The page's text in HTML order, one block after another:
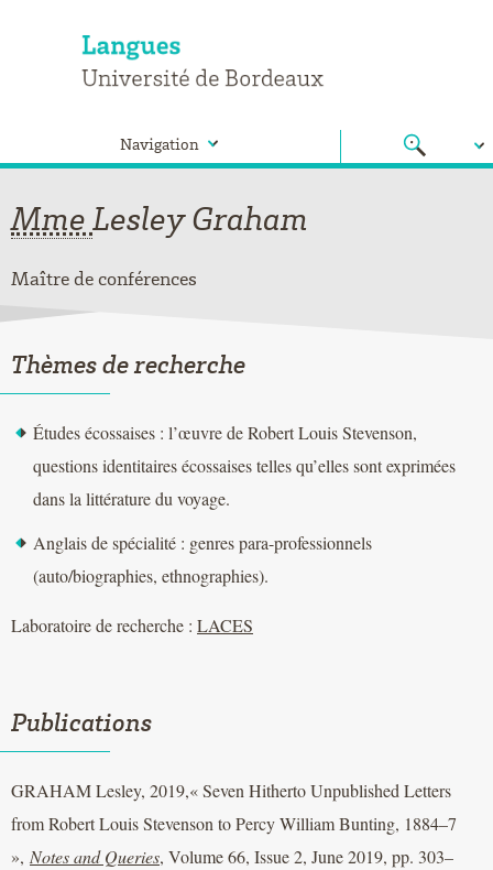
Navigation
MmeLesleyGraham
Maître de conférences
Thèmes de recherche
Études écossaises : l’œuvre de Robert Louis Stevenson,
questions identitaires écossaises telles qu’elles sont exprimées
dans la littérature du voyage.
Anglais de spécialité : genres para-professionnels
(auto/biographies, ethnographies).
Laboratoire de recherche : LACES
Publications
GRAHAM Lesley, 2019,« Seven Hitherto Unpublished Letters
from Robert Louis Stevenson to Percy William Bunting, 1884–7
», Notes and Queries, Volume 66, Issue 2, June 2019, pp. 303–